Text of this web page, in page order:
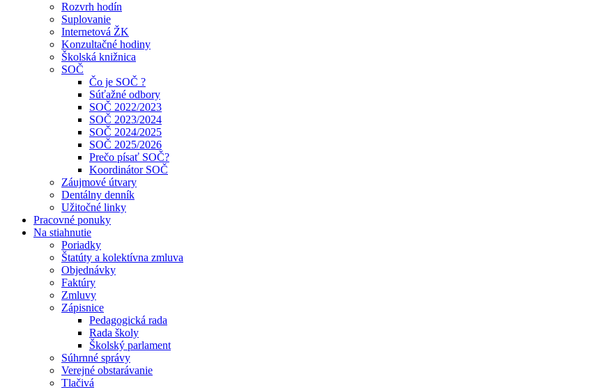
Rozvrh hodín
Suplovanie
Internetová ŽK
Konzultačné hodiny
Školská knižnica
SOČ
Čo je SOČ ?
Súťažné odbory
SOČ 2022/2023
SOČ 2023/2024
SOČ 2024/2025
SOČ 2025/2026
Prečo písať SOČ?
Koordinátor SOČ
Záujmové útvary
Dentálny denník
Užitočné linky
Pracovné ponuky
Na stiahnutie
Poriadky
Štatúty a kolektívna zmluva
Objednávky
Faktúry
Zmluvy
Zápisnice
Pedagogická rada
Rada školy
Školský parlament
Súhrnné správy
Verejné obstarávanie
Tlačivá